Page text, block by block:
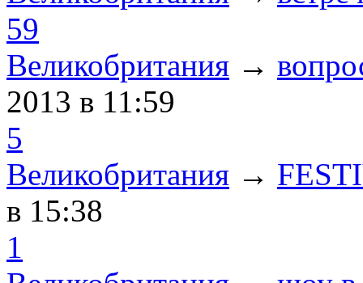
59
Великобритания →
2013 в 11:59
5
Великобритания →
в 15:38
1